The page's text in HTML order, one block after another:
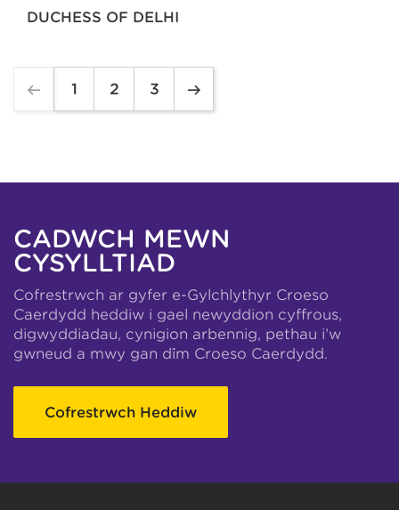
DUCHESS OF DELHI
1 2 3
CADWCH MEWN
CYSYLLTIAD
Cofrestrwch ar gyfer e-Gylchlythyr Croeso
Caerdydd heddiw i gael newyddion cyffrous,
digwyddiadau, cynigion arbennig, pethau i’w
gwneud a mwy gan dîm Croeso Caerdydd.
Cofrestrwch Heddiw